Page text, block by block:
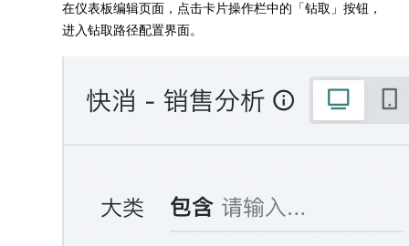
在仪表板编辑页面，点击卡片操作栏中的「钻取」按钮，
进入钻取路径配置界面。